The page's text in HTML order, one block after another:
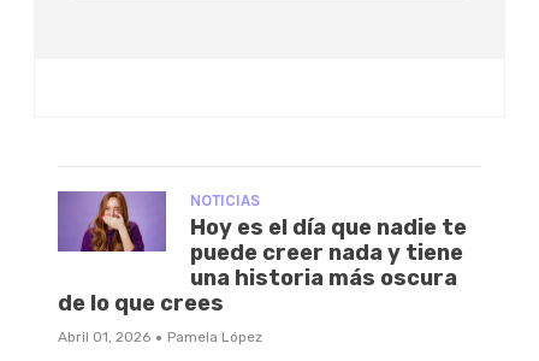
NOTICIAS
Hoy es el día que nadie te
puede creer nada y tiene
una historia más oscura
de lo que crees
Abril 01, 2026 · Pamela López